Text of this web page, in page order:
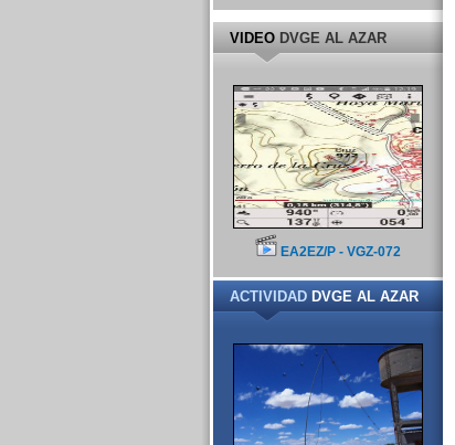
VIDEODVGE AL AZAR
EA2EZ/P - VGZ-072
ACTIVIDADDVGE AL AZAR